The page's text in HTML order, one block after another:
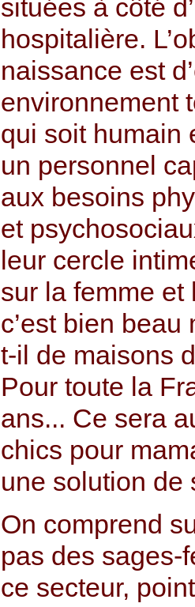
situées à côté
hospitalière.
naissance est
environnement
qui soit humain
un personnel
aux besoins
et
leur cercle
sur la femme et
c’est bien
t-il de maisons
Pour toute la
ans... Ce sera
chics pour
une solution de
On comprend
pas des sages-
ce secteur,